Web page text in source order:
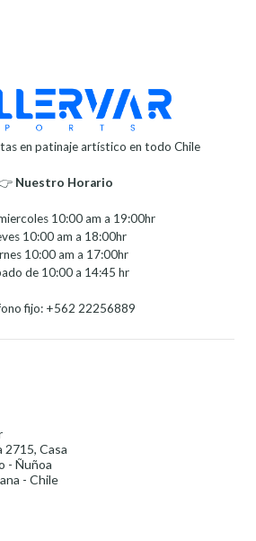
en patinaje artístico en todo Chile
Nuestro Horario⁣⁣
10:00 am a 19:00hr
10:00 am a 18:00hr
10:00 am a 17:00hr
de 10:00 a 14:45 hr
fijo: +562 22256889
2715, Casa
- Ñuñoa
- Chile